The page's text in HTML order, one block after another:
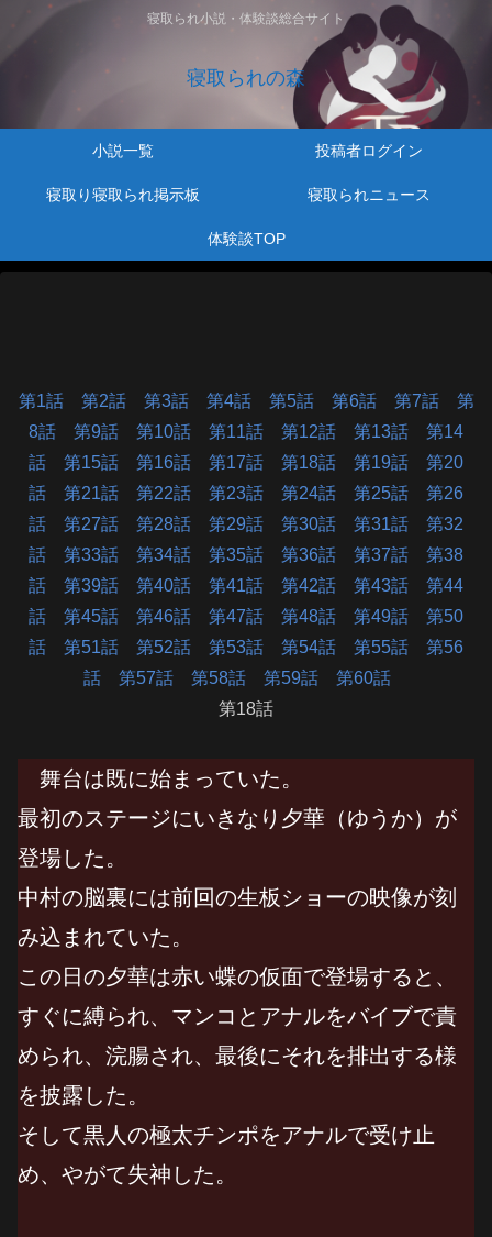
寝取られ小説・体験談総合サイト
寝取られの森
小説一覧 投稿者ログイン
寝取り寝取られ掲示板 寝取られニュース
体験談TOP
第1話 第2話 第3話 第4話 第5話 第6話 第7話 第
8話 第9話 第10話 第11話 第12話 第13話 第14
話 第15話 第16話 第17話 第18話 第19話 第20
話 第21話 第22話 第23話 第24話 第25話 第26
話 第27話 第28話 第29話 第30話 第31話 第32
話 第33話 第34話 第35話 第36話 第37話 第38
話 第39話 第40話 第41話 第42話 第43話 第44
話 第45話 第46話 第47話 第48話 第49話 第50
話 第51話 第52話 第53話 第54話 第55話 第56
話 第57話 第58話 第59話 第60話
第18話
舞台は既に始まっていた。
最初のステージにいきなり夕華（ゆうか）が
登場した。
中村の脳裏には前回の生板ショーの映像が刻
み込まれていた。
この日の夕華は赤い蝶の仮面で登場すると、
すぐに縛られ、マンコとアナルをバイブで責
められ、浣腸され、最後にそれを排出する様
を披露した。
そして黒人の極太チンポをアナルで受け止
め、やがて失神した。